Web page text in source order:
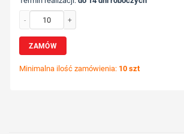
ZAMÓW
Minimalna ilość zamówienia: 10 szt